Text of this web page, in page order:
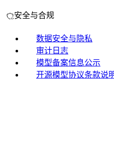
安全与合规
数据安全与隐私
审计日志
模型备案信息公示
开源模型协议条款说